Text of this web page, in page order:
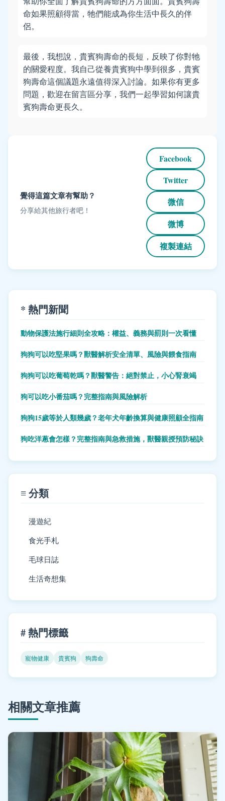
命如果照顧得當，牠們能成為你生活中長久的伴
侶。
最後，我想說，貴賓狗壽命的長短，反映了你對牠
的關愛程度。我自己從養貴賓狗中學到很多，貴賓
狗壽命這個議題永遠值得深入討論。如果你有更多
問題，歡迎在留言區分享，我們一起學習如何讓貴
賓狗壽命更長久。
覺得這篇文章有幫助？
分享給其他旅行者吧！
Facebook
Twitter
微信
微博
複製連結
* 熱門新聞
動物保護法施行細則全攻略：權益、義務與罰則一次看懂
狗狗可以吃堅果嗎？獸醫解析安全清單、風險與餵食指南
狗狗可以吃葡萄乾嗎？獸醫警告：絕對禁止，小心腎衰竭
狗可以吃小番茄嗎？完整指南與風險解析
狗狗15歲等於人類幾歲？老年犬年齡換算與健康照顧全指南
狗吃洋蔥會怎樣？完整指南與急救措施，獸醫親授預防秘訣
≡ 分類
漫遊紀
食光手札
毛球日誌
生活奇想集
# 熱門標籤
寵物健康 貴賓狗 狗壽命
相關文章推薦